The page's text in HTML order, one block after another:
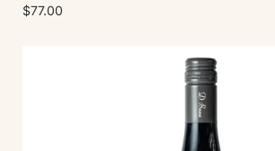
$77.00